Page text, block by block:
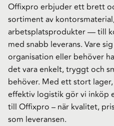
Offixpro erbjuder ett brett
sortiment av
arbetsplatsprodukter — till
med snabb leverans. Vare
organisation eller behöver
det vara enkelt, tryggt och
behöver. Med ett stort
effektiv logistik gör vi inköp
till Offixpro – när kvalitet,
som leveransen.